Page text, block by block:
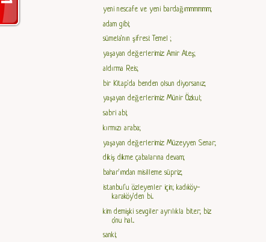
yeni nescafe ve yeni bardağımmmmmm;
adam gibi;
sümela'nın şifresi: Temel ;
yaşayan değerlerimiz: Amir Ateş;
aldırma Reis;
bir Kitap'da benden olsun diyorsanız;
yaşayan değerlerimiz: Münir Özkul;
sabri abi;
kırmızı araba;
yaşayan değerlerimiz: Müzeyyen Senar;
dikiş dikme çabalarına devam;
bahar'ımdan misilleme süpriz;
istanbul'u özleyenler için; kadıköy-
karaköy'den bi...
kim demişki sevgiler ayrılıkla biter; biz
o'nu hal...
sanki;